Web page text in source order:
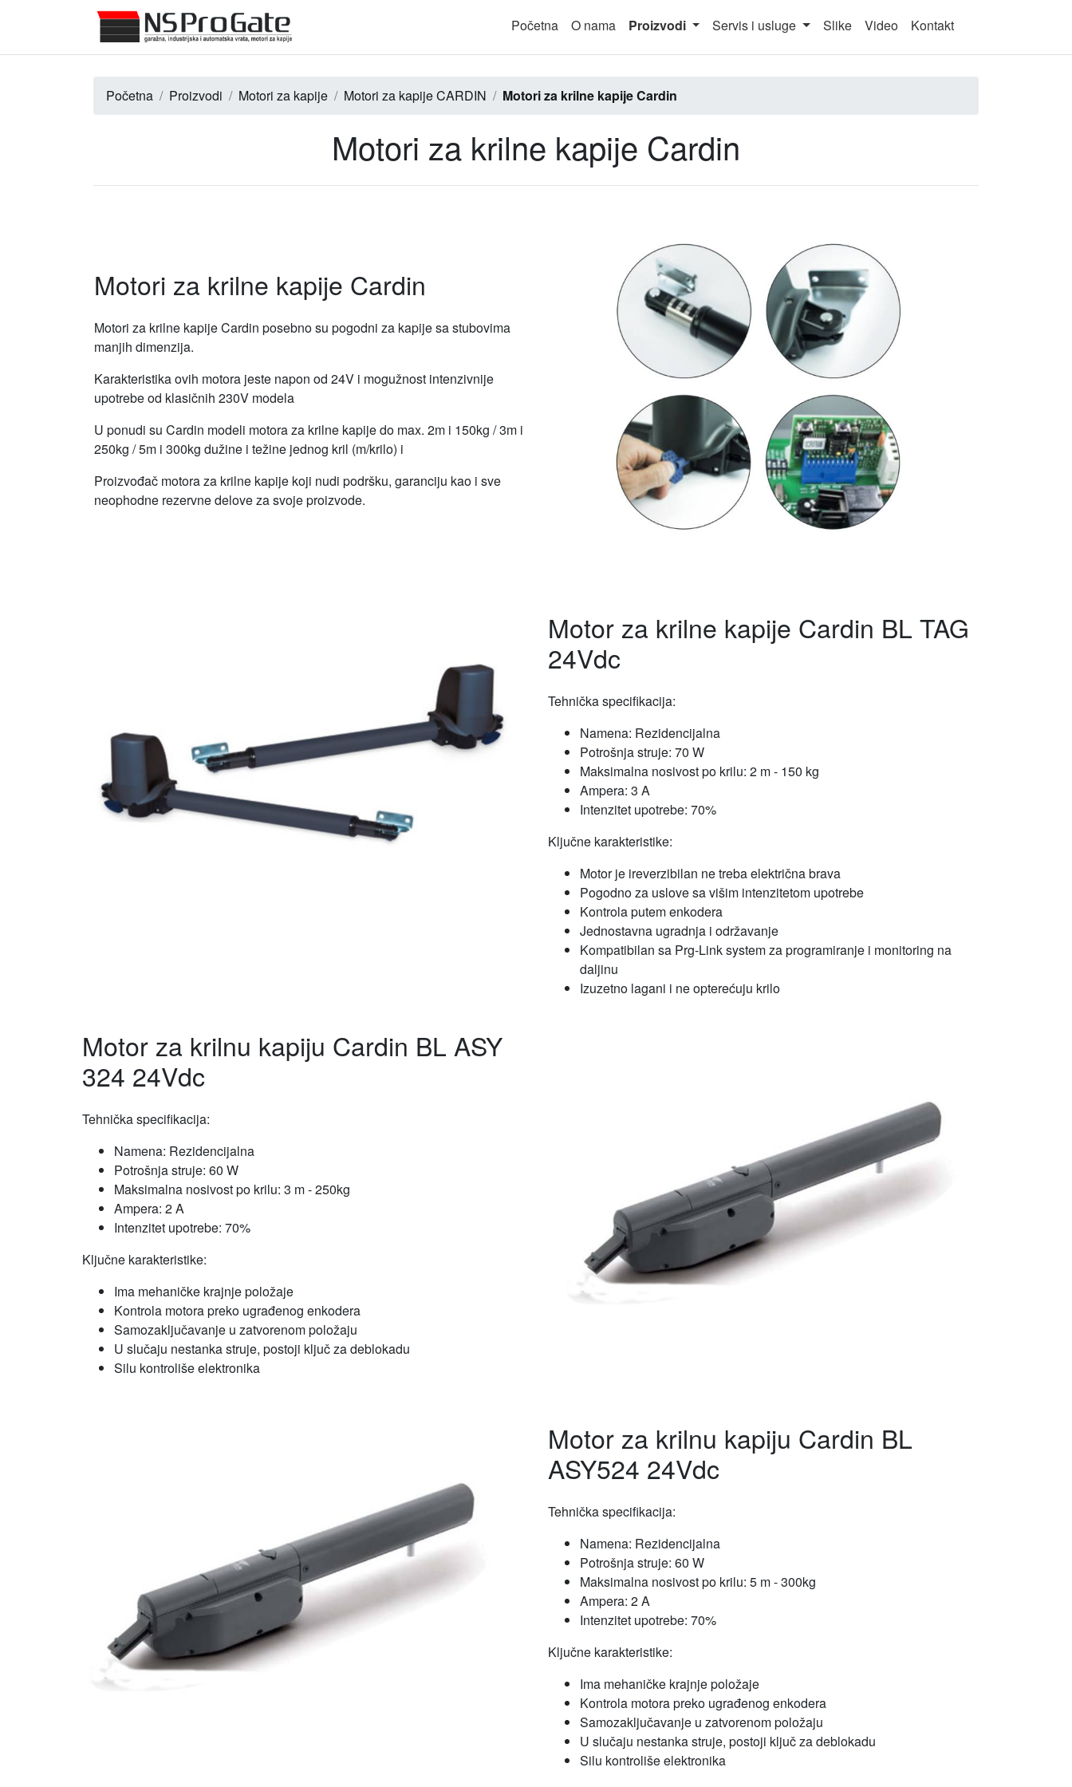
Početna O nama Proizvodi (current)
Servis i usluge Slike Video Kontakt
Početna Proizvodi Motori za kapije Motori za kapije CARDIN Motori za krilne kapije Cardin
Motori za krilne kapije Cardin
Motori za krilne kapije Cardin
Motori za krilne kapije Cardin posebno su pogodni za kapije sa stubovima
manjih dimenzija.
Karakteristika ovih motora jeste napon od 24V i mogužnost intenzivnije
upotrebe od klasičnih 230V modela
U ponudi su Cardin modeli motora za krilne kapije do max. 2m i 150kg / 3m i
250kg / 5m i 300kg dužine i težine jednog kril (m/krilo) i
Proizvođač motora za krilne kapije koji nudi podršku, garanciju kao i sve
neophodne rezervne delove za svoje proizvode.
Motor za krilne kapije Cardin BL TAG
24Vdc
Tehnička specifikacija:
Namena: Rezidencijalna
Potrošnja struje: 70 W
Maksimalna nosivost po krilu: 2 m - 150 kg
Ampera: 3 A
Intenzitet upotrebe: 70%
Ključne karakteristike:
Motor je ireverzibilan ne treba električna brava
Pogodno za uslove sa višim intenzitetom upotrebe
Kontrola putem enkodera
Jednostavna ugradnja i održavanje
Kompatibilan sa Prg-Link system za programiranje i monitoring na
daljinu
Izuzetno lagani i ne opterećuju krilo
Motor za krilnu kapiju Cardin BL ASY
324 24Vdc
Tehnička specifikacija:
Namena: Rezidencijalna
Potrošnja struje: 60 W
Maksimalna nosivost po krilu: 3 m - 250kg
Ampera: 2 A
Intenzitet upotrebe: 70%
Ključne karakteristike:
Ima mehaničke krajnje položaje
Kontrola motora preko ugrađenog enkodera
Samozaključavanje u zatvorenom položaju
U slučaju nestanka struje, postoji ključ za deblokadu
Silu kontroliše elektronika
Motor za krilnu kapiju Cardin BL
ASY524 24Vdc
Tehnička specifikacija:
Namena: Rezidencijalna
Potrošnja struje: 60 W
Maksimalna nosivost po krilu: 5 m - 300kg
Ampera: 2 A
Intenzitet upotrebe: 70%
Ključne karakteristike:
Ima mehaničke krajnje položaje
Kontrola motora preko ugrađenog enkodera
Samozaključavanje u zatvorenom položaju
U slučaju nestanka struje, postoji ključ za deblokadu
Silu kontroliše elektronika